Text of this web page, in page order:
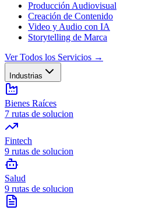
Producción Audiovisual
Creación de Contenido
Video y Audio con IA
Storytelling de Marca
Ver Todos los Servicios →
Industrias
Bienes Raíces
7 rutas de solucion
Fintech
9 rutas de solucion
Salud
9 rutas de solucion